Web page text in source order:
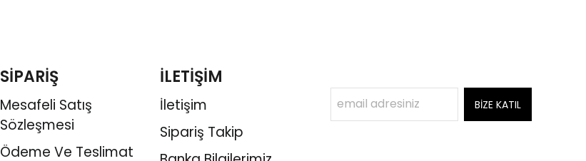
SİPARİŞ
Mesafeli Satış
Sözleşmesi
Ödeme Ve Teslimat
İLETİŞİM
İletişim
Sipariş Takip
BİZE KATIL